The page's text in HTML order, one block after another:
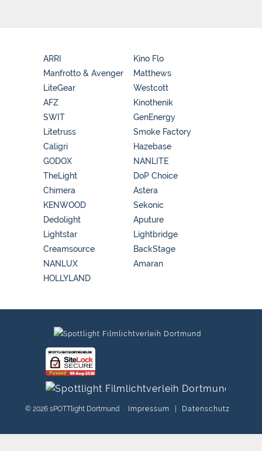
ARRI
Manfrotto & Avenger
LiteGear
AFZ
SWIT
Litetruss
Caligri
GODOX
Kino Flo
Matthews
Westcott
Kinothenik
GenEnergy
Smoke Factory
Hazebase
NANLITE
TheLight
Chimera
KENWOOD
Dedolight
Lightstar
Creamsource
NANLUX
HOLLYLAND
DoP Choice
Astera
Sekonic
Aputure
Lightbridge
BackStage
Amaran
© 2026 sPOTTlight Dortmund Impressum Datenschutz